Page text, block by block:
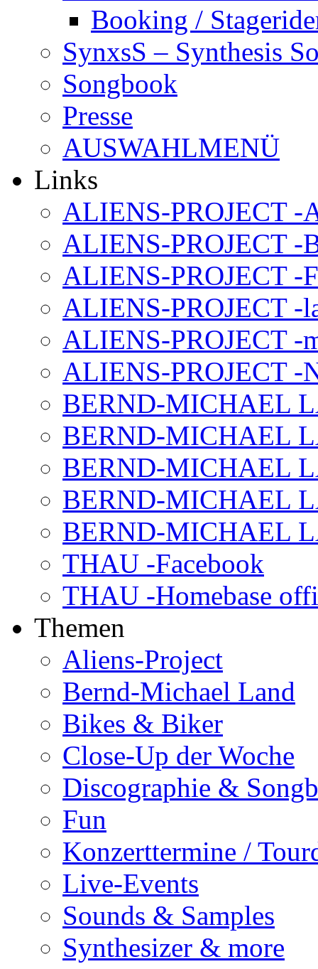
Booking /
SynxsS – Synthesis
Songbook
Presse
AUSWAHLMENÜ
Links
ALIENS-PROJECT -
ALIENS-PROJECT -
ALIENS-PROJECT -
ALIENS-PROJECT -
ALIENS-PROJECT -
ALIENS-PROJECT -
BERND-MICHAEL
BERND-MICHAEL
BERND-MICHAEL
BERND-MICHAEL
BERND-MICHAEL
THAU -Facebook
THAU -Homebase
Themen
Aliens-Project
Bernd-Michael Land
Bikes & Biker
Close-Up der Woche
Discographie &
Fun
Konzerttermine /
Live-Events
Sounds & Samples
Synthesizer & more